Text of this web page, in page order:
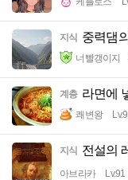
지식 중력댐
너빨갱이지
계층 라면에
쾌변왕
지식 전설의
아브라카 Lv.91